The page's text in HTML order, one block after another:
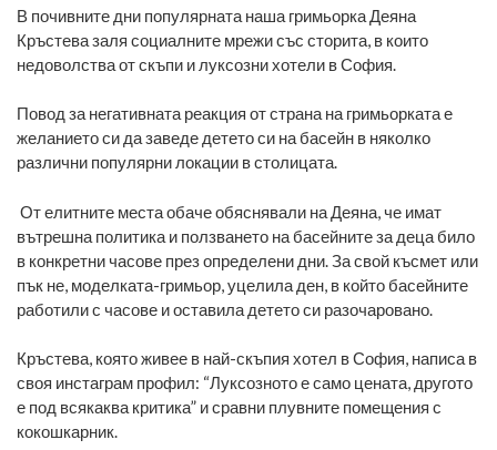
В почивните дни популярната наша гримьорка Деяна
Кръстева заля социалните мрежи със сторита, в които
недоволства от скъпи и луксозни хотели в София.
Повод за негативната реакция от страна на гримьорката е
желанието си да заведе детето си на басейн в няколко
различни популярни локации в столицата.
От елитните места обаче обяснявали на Деяна, че имат
вътрешна политика и ползването на басейните за деца било
в конкретни часове през определени дни. За свой късмет или
пък не, моделката-гримьор, уцелила ден, в който басейните
работили с часове и оставила детето си разочаровано.
Кръстева, която живее в най-скъпия хотел в София, написа в
своя инстаграм профил: “Луксозното е само цената, другото
е под всякаква критика” и сравни плувните помещения с
кокошкарник.